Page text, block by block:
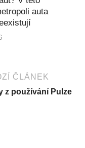
auta
ČLÁNEK
z používání Pulze